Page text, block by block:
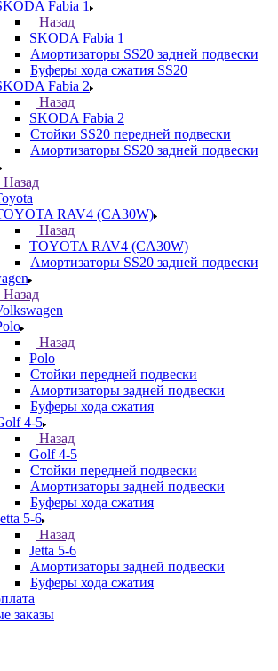
Fabia 1
Назад
SKODA Fabia 1
Амортизаторы SS20 задней подвески
Буферы хода сжатия SS20
Fabia 2
Назад
SKODA Fabia 2
Стойки SS20 передней подвески
Амортизаторы SS20 задней подвески
Назад
RAV4 (CA30W)
Назад
TOYOTA RAV4 (CA30W)
Амортизаторы SS20 задней подвески
Назад
Назад
Polo
Стойки передней подвески
Амортизаторы задней подвески
Буферы хода сжатия
4-5
Назад
Golf 4-5
Стойки передней подвески
Амортизаторы задней подвески
Буферы хода сжатия
5-6
Назад
Jetta 5-6
Амортизаторы задней подвески
Буферы хода сжатия
заказы